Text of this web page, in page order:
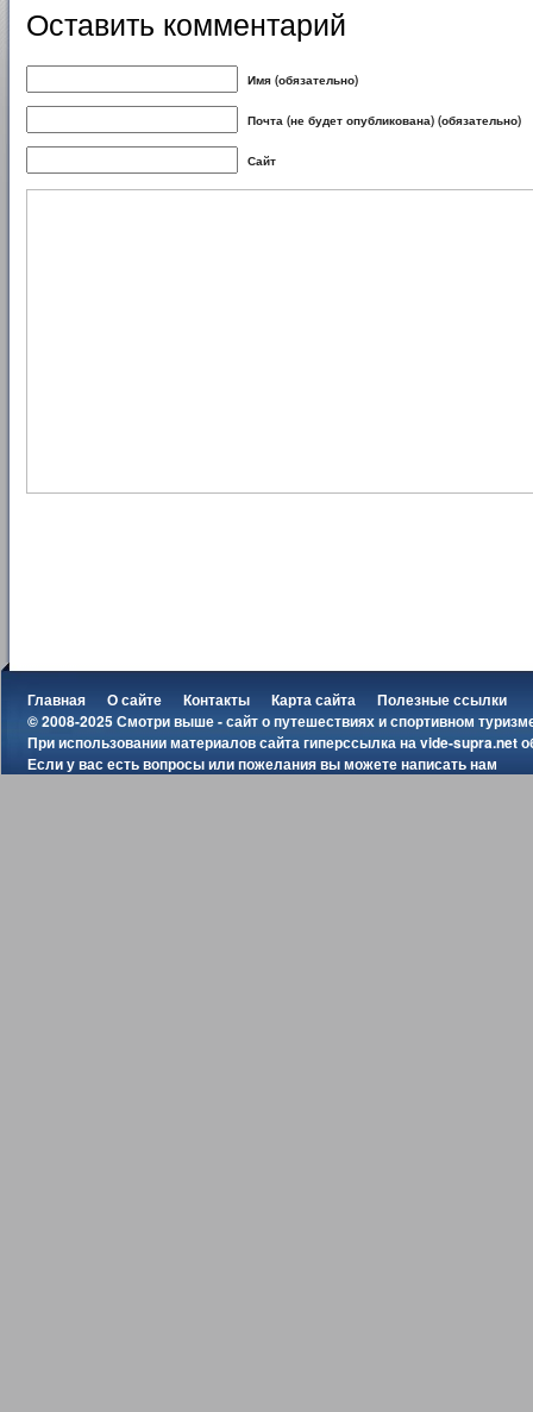
Оставить комментарий
Имя (обязательно)
Почта (не будет опубликована) (обязательно)
Сайт
Главная О сайте Контакты Карта сайта
Полезные ссылки
© 2008-2025 Смотри выше - сайт о путешествиях и спортивном
При использовании материалов сайта гиперссылка наvide-supra.net
Если у вас есть вопросы или пожелания вы можетенаписать нам